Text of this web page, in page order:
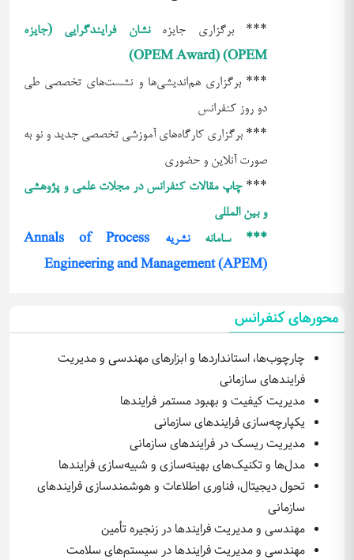
*** برگزاری جایزهنشان فرایندگرایی (جایزه
OPEM
) (
OPEM Award
)
*** برگزاری هم‌اندیشی‌ها و نشست‌های تخصصی طی
دو روز کنفرانس
*** برگزاری کارگاه‌های آموزشی تخصصی جدید و نو به
صورت آنلاین و حضوری
***چاپ مقالات کنفرانس در مجلات علمی و پژوهشی
و بین المللی
*** سامانه
نشریه Annals of Process
Engineering and Management (APEM)
محورهای کنفرانس
چارچوب‌ها، استانداردها و ابزارهای مهندسی و مدیریت
فرایندهای سازمانی
مدیریت کیفیت و بهبود مستمر فرایندها
یکپارچه‌سازی فرایندهای سازمانی
مدیریت ریسک در فرایندهای سازمانی
مدل‌ها و تکنیک‌های بهینه‌سازی و شبیه‌سازی فرایندها
تحول دیجیتال، فناوری اطلاعات و هوشمندسازی فرایندهای
سازمانی
مهندسی و مدیریت فرایندها در زنجیره تأمین
مهندسی و مدیریت فرایندها در سیستم‌های سلامت